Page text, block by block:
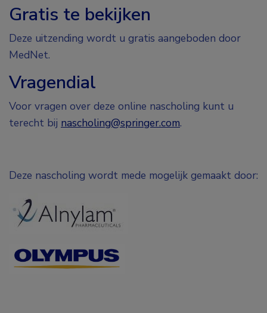
Gratis te bekijken
Deze uitzending wordt u gratis aangeboden door
MedNet.
Vragendial
Voor vragen over deze online nascholing kunt u
terecht bij nascholing@springer.com.
Deze nascholing wordt mede mogelijk gemaakt door: